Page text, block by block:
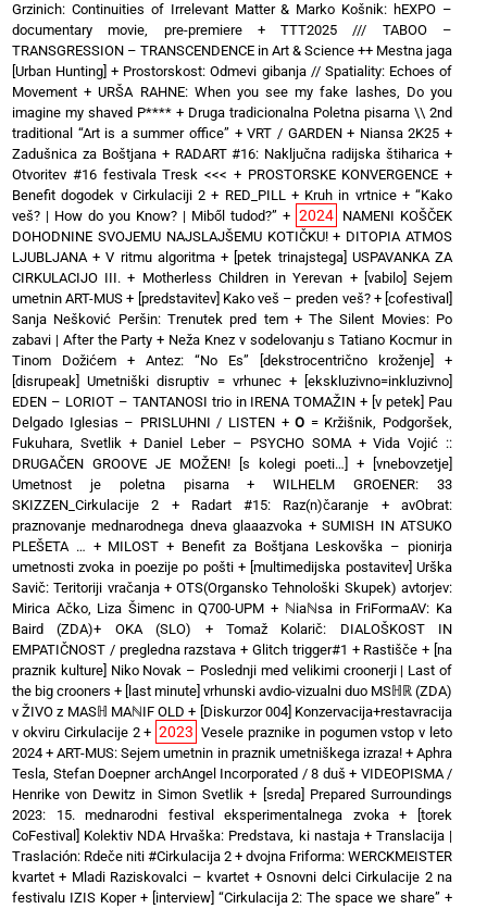
Grzinich: Continuities of Irrelevant Matter & Marko Košnik: hEXPO –
documentary movie, pre-premiere+TTT2025 /// TABOO –
TRANSGRESSION – TRANSCENDENCE in Art & Science ++ Mestna jaga
[Urban Hunting] + Prostorskost: Odmevi gibanja // Spatiality: Echoes of
Movement +URŠA RAHNE: When you see my fake lashes, Do you
imagine my shaved P**** + Druga tradicionalna Poletna pisarna \\ 2nd
traditional “Art is a summer office” +VRT / GARDEN+ Niansa 2K25 +
Zadušnica za Boštjana+ RADART #16: Naključna radijska štiharica +
Otvoritev #16 festivala Tresk <<< + PROSTORSKE KONVERGENCE +
Benefit dogodek v Cirkulaciji 2 + RED_PILL+ Kruh in vrtnice+ “Kako
veš? | How do you Know? | Miből tudod?” + 2024 NAMENI KOŠČEK
DOHODNINE SVOJEMU NAJSLAJŠEMU KOTIČKU!+ DITOPIA ATMOS
LJUBLJANA+V ritmu algoritma+ [petek trinajstega] USPAVANKA ZA
CIRKULACIJO III. + Motherless Children in Yerevan + [vabilo] Sejem
umetnin ART-MUS + [predstavitev] Kako veš – preden veš?+ [cofestival]
Sanja Nešković Peršin: Trenutek pred tem+The Silent Movies: Po
zabavi | After the Party + Neža Knez v sodelovanju s Tatiano Kocmur in
Tinom Dožićem + Antez: “No Es” [dekstrocentrično kroženje]
+
[disrupeak] Umetniški disruptiv = vrhunec+
[ekskluzivno=inkluzivno]
EDEN – LORIOT – TANTANOSI trio in IRENA TOMAŽIN + [v petek] Pau
Delgado Iglesias – PRISLUHNI / LISTEN +O = Kržišnik, Podgoršek,
Fukuhara, Svetlik+ Daniel Leber – PSYCHO SOMA+Vida Vojić ::
DRUGAČEN GROOVE JE MOŽEN! [s kolegi poeti…]
+
[vnebovzetje]
Umetnost je poletna pisarna+WILHELM GROENER: 33
SKIZZEN_Cirkulacije 2 + Radart #15: Raz(n)čaranje +avObrat:
praznovanje mednarodnega dneva glaaazvoka +SUMISH IN ATSUKO
PLEŠETA … + MILOST + Benefit za Boštjana Leskovška – pionirja
umetnosti zvoka in poezije po pošti+ [multimedijska postavitev] Urška
Savič: Teritoriji vračanja+OTS(Organsko Tehnološki Skupek) avtorjev:
Mirica Ačko, Liza Šimenc in Q700-UPM + ℕiaℕsa in FriFormaAV: Ka
Baird (ZDA)+ OKA (SLO) + Tomaž Kolarič: DIALOŠKOST IN
EMPATIČNOST / pregledna razstava +Glitch trigger#1 + Rastišče + [na
praznik kulture] Niko Novak – Poslednji med velikimi croonerji | Last of
the big crooners + [last minute] vrhunski avdio-vizualni duo MSℍℝ (ZDA)
v ŽIVO z MASℍ MAℕIF OLD + [Diskurzor 004] Konzervacija+restavracija
v okviru Cirkulacije 2+ 2023 Vesele praznike in pogumen vstop v leto
2024 +ART-MUS: Sejem umetnin in praznik umetniškega izraza!+Aphra
Tesla, Stefan Doepner archAngel Incorporated / 8 duš + VIDEOPISMA /
Henrike von Dewitz in Simon Svetlik + [sreda] Prepared Surroundings
2023: 15. mednarodni festival eksperimentalnega zvoka+
[torek
CoFestival] Kolektiv NDA Hrvaška: Predstava, ki nastaja+ Translacija |
Traslación: Rdeče niti #Cirkulacija 2 + dvojna Friforma: WERCKMEISTER
kvartet + Mladi Raziskovalci – kvartet +Osnovni delci Cirkulacije 2 na
festivalu IZIS Koper+ [interview] “Cirkulacija 2: The space we share” +